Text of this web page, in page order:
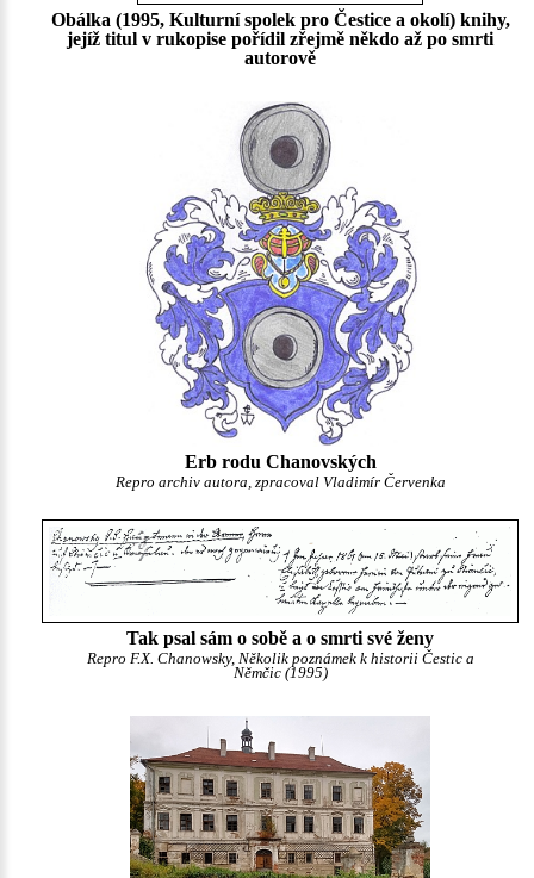
Obálka (1995, Kulturní spolek pro Čestice a okolí) knihy,
jejíž titul v rukopise pořídil zřejmě někdo až po smrti
autorově
Erb rodu Chanovských
Repro archiv autora, zpracoval Vladimír Červenka
Tak psal sám o sobě a o smrti své ženy
Repro F.X. Chanowsky, Několik poznámek k historii Čestic a
Němčic (1995)